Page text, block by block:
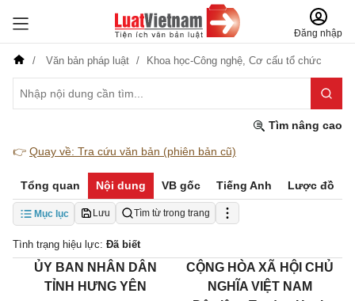
Đăng nhập
Văn bản pháp luật Khoa học-Công nghệ, Cơ cấu tổ chức
Tìm nâng cao
👉 Quay về: Tra cứu văn bản (phiên bản cũ)
Tổng quan Nội dung VB gốc Tiếng Anh Lược đồ
Mục lục Lưu Tìm từ trong trang
Tình trạng hiệu lực: Đã biết
ỦY BAN NHÂN DÂN
TỈNH HƯNG YÊN
CỘNG HÒA XÃ HỘI CHỦ
NGHĨA VIỆT NAM